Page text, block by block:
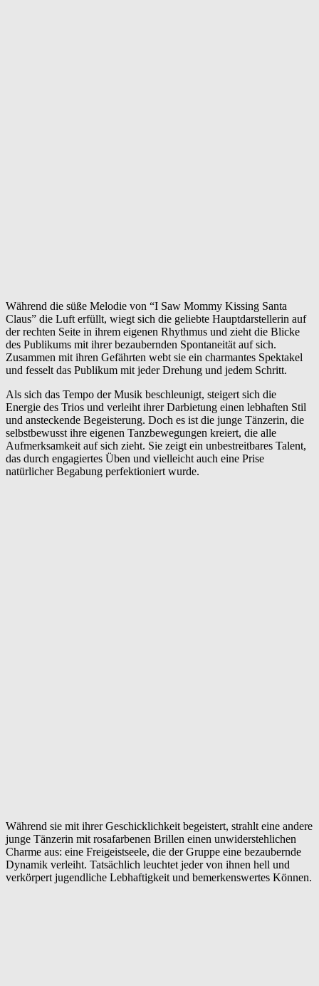
Während die süße Melodie von “I Saw Mommy Kissing Santa
Claus” die Luft erfüllt, wiegt sich die geliebte Hauptdarstellerin auf
der rechten Seite in ihrem eigenen Rhythmus und zieht die Blicke
des Publikums mit ihrer bezaubernden Spontaneität auf sich.
Zusammen mit ihren Gefährten webt sie ein charmantes Spektakel
und fesselt das Publikum mit jeder Drehung und jedem Schritt.
Als sich das Tempo der Musik beschleunigt, steigert sich die
Energie des Trios und verleiht ihrer Darbietung einen lebhaften Stil
und ansteckende Begeisterung. Doch es ist die junge Tänzerin, die
selbstbewusst ihre eigenen Tanzbewegungen kreiert, die alle
Aufmerksamkeit auf sich zieht. Sie zeigt ein unbestreitbares Talent,
das durch engagiertes Üben und vielleicht auch eine Prise
natürlicher Begabung perfektioniert wurde.
Während sie mit ihrer Geschicklichkeit begeistert, strahlt eine andere
junge Tänzerin mit rosafarbenen Brillen einen unwiderstehlichen
Charme aus: eine Freigeistseele, die der Gruppe eine bezaubernde
Dynamik verleiht. Tatsächlich leuchtet jeder von ihnen hell und
verkörpert jugendliche Lebhaftigkeit und bemerkenswertes Können.